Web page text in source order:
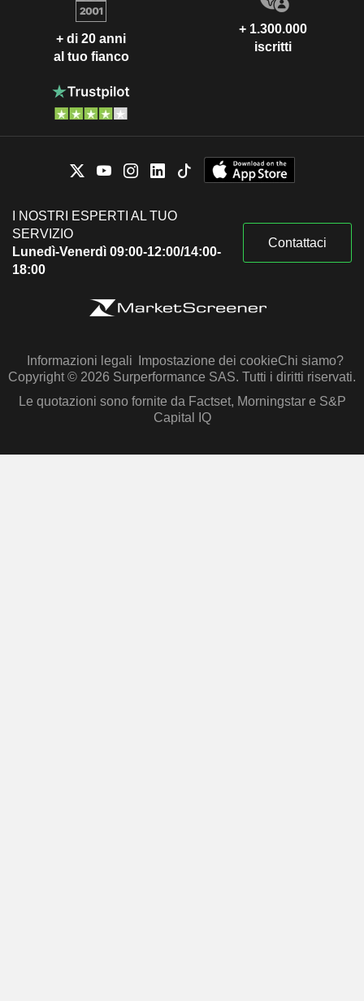
+ di 20 anni
al tuo fianco
+ 1.300.000
iscritti
I NOSTRI ESPERTI AL TUO
SERVIZIO
Lunedì-Venerdì 09:00-12:00/14:00-
18:00
Contattaci
Informazioni legali Impostazione dei cookieChi siamo?
Copyright © 2026 Surperformance SAS. Tutti i diritti riservati.
Le quotazioni sono fornite da Factset, Morningstar e S&P
Capital IQ